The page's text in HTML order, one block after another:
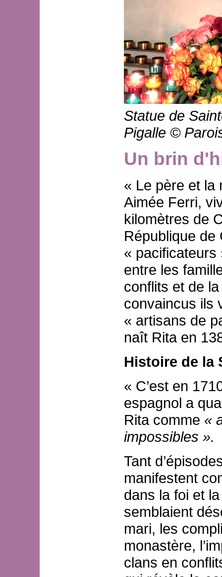
Statue de
Pigalle ©
Un brin
« Le père et la
Aimée Ferri,
kilomètres de
République de
« pacificateurs
entre les
conflits et de
convaincus ils
« artisans de
naît Rita en
Histoire de la
« C’est en
espagnol a
Rita comme «
impossibles ».
Tant
manifestent
dans la foi et
semblaient
mari, les
monastère,
clans en